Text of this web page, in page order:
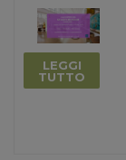
LEGGI
TUTTO